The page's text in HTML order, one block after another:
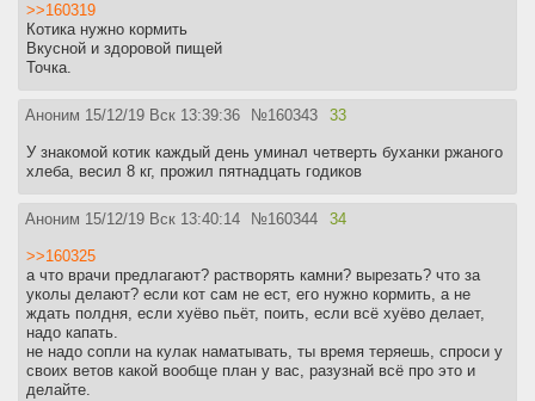
>>160319
Котика нужно кормить
Вкусной и здоровой пищей
Точка.
Аноним 15/12/19 Вск 13:39:36 №160343 33
У знакомой котик каждый день уминал четверть буханки ржаного
хлеба, весил 8 кг, прожил пятнадцать годиков
Аноним 15/12/19 Вск 13:40:14 №160344 34
>>160325
а что врачи предлагают? растворять камни? вырезать? что за
уколы делают? если кот сам не ест, его нужно кормить, а не
ждать полдня, если хуёво пьёт, поить, если всё хуёво делает,
надо капать.
не надо сопли на кулак наматывать, ты время теряешь, спроси у
своих ветов какой вообще план у вас, разузнай всё про это и
делайте.